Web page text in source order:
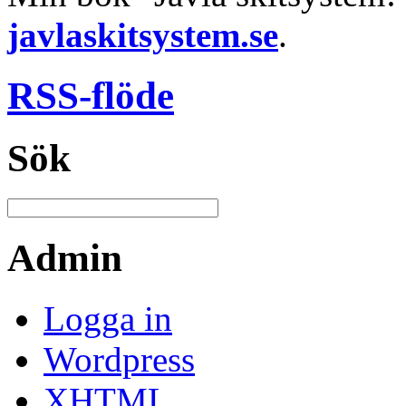
javlaskitsystem.se.
RSS-flöde
Sök
Admin
Logga in
Wordpress